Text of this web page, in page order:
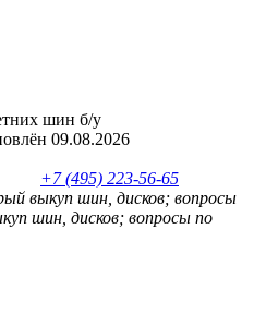
шин б/у
09.08.2026
+7 (495) 223-56-65
выкуп шин, дисков; вопросы
шин, дисков; вопросы по